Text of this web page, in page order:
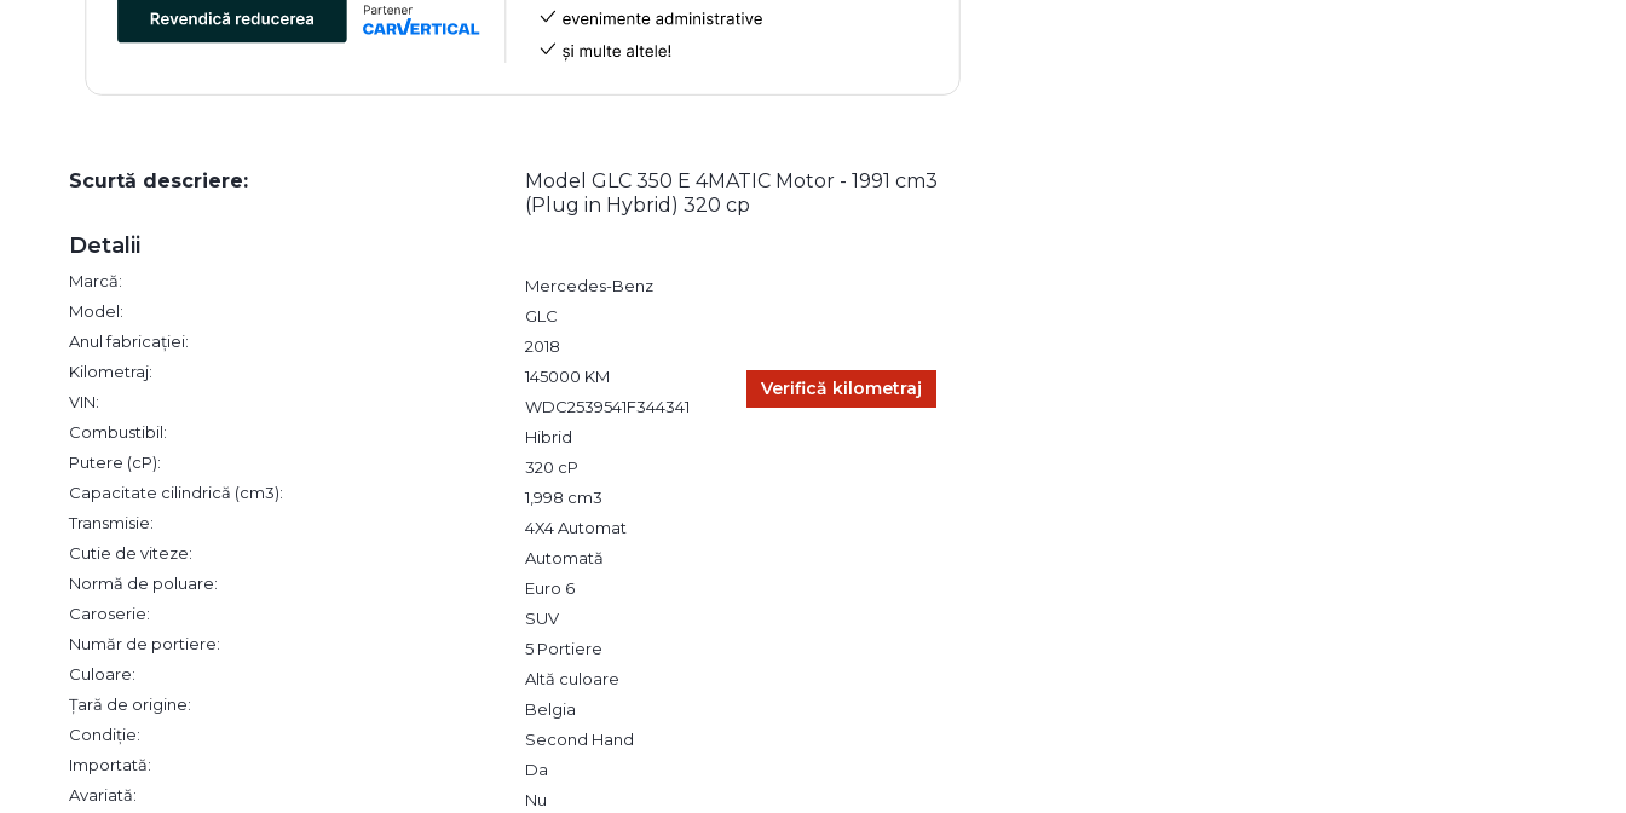
Scurtă descriere:
Model GLC 350 E 4MATIC Motor - 1991 cm3
(Plug in Hybrid) 320 cp
Verifică kilometraj
Detalii
Marcă:
Mercedes-Benz
Model:
GLC
Anul fabricației:
2018
Kilometraj:
145000 KM
VIN:
WDC2539541F344341
Combustibil:
Hibrid
Putere (cP):
320 cP
Capacitate cilindrică (cm3):
1,998 cm3
Transmisie:
4X4 Automat
Cutie de viteze:
Automată
Normă de poluare:
Euro 6
Caroserie:
SUV
Număr de portiere:
5 Portiere
Culoare:
Altă culoare
Țară de origine:
Belgia
Condiție:
Second Hand
Importată:
Da
Avariată:
Nu